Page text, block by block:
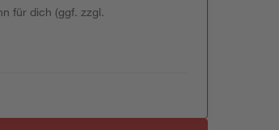
für dich (ggf. zzgl.